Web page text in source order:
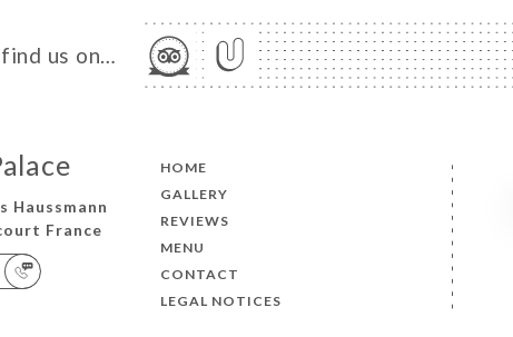
us on…
Haussmann
France
HOME
GALLERY
REVIEWS
MENU
CONTACT
LEGAL NOTICES